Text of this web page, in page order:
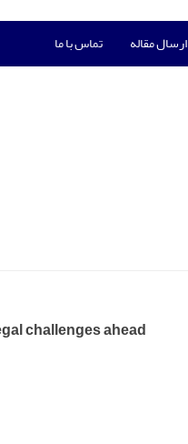
ارسال مقاله تماس با ما
challenges ahead